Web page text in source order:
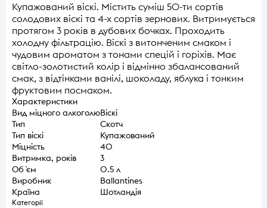
Купажований віскі. Містить суміш 50-ти сортів
солодових віскі та 4-х сортів зернових. Витримується
протягом 3 років в дубових бочках. Проходить
холодну фільтрацію. Віскі з витонченим смаком і
чудовим ароматом з тонами спецій і горіхів. Має
світло-золотистий колір і відмінно збалансований
смак, з відтінками ванілі, шоколаду, яблука і тонким
фруктовим посмаком.
Характеристики
Вид міцного алкоголюВіскі
Тип
Скотч
Тип віскі
Купажований
Міцність
40
Витримка, років
3
Об `єм
0.5 л
Виробник
Ballantines
Країна
Шотландія
Категорії